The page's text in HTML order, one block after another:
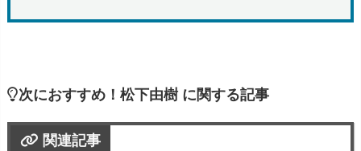
次におすすめ！松下由樹 に関する記事
関連記事